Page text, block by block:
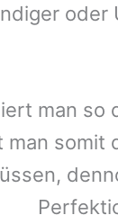
man
man somit